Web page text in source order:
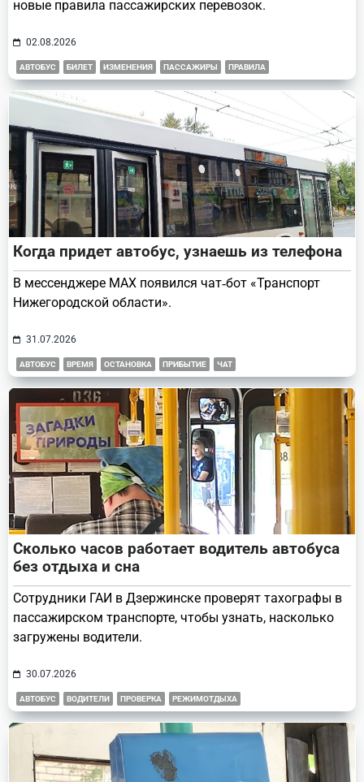
новые правила пассажирских перевозок.
02.08.2026
АВТОБУС БИЛЕТ ИЗМЕНЕНИЯ ПАССАЖИРЫ ПРАВИЛА
Когда придет автобус, узнаешь из телефона
В мессенджере МАХ появился чат‑бот «Транспорт
Нижегородской области».
31.07.2026
АВТОБУС ВРЕМЯ ОСТАНОВКА ПРИБЫТИЕ ЧАТ
Сколько часов работает водитель автобуса
без отдыха и сна
Сотрудники ГАИ в Дзержинске проверят тахографы в
пассажирском транспорте, чтобы узнать, насколько
загружены водители.
30.07.2026
АВТОБУС ВОДИТЕЛИ ПРОВЕРКА РЕЖИМОТДЫХА